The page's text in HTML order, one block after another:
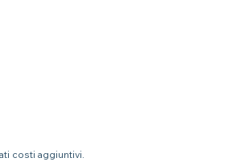
costi aggiuntivi.